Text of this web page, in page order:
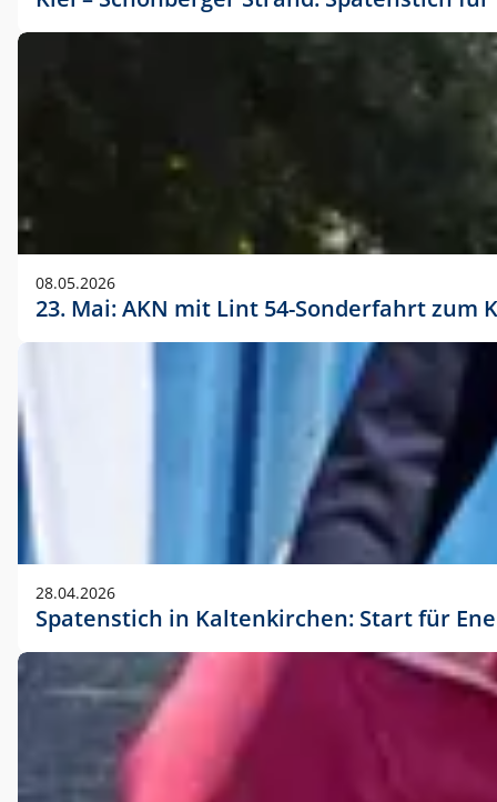
08.05.2026
23. Mai: AKN mit Lint 54-Sonderfahrt
28.04.2026
Spatenstich in Kaltenkirchen: Start für